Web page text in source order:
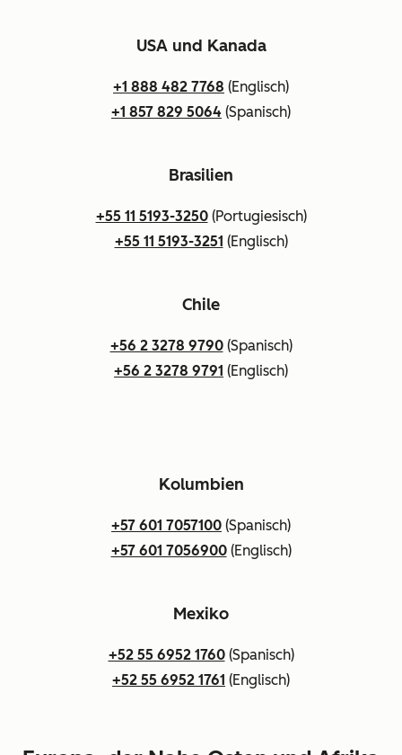
USA und Kanada
+1 888 482 7768 (Englisch)
+1 857 829 5064 (Spanisch)
Brasilien
+55 11 5193-3250(Portugiesisch)
+55 11 5193-3251 (Englisch)
Chile
+56 2 3278 9790(Spanisch)
+56 2 3278 9791 (Englisch)
Kolumbien
+57 601 7057100 (Spanisch)
+57 601 7056900(Englisch)
Mexiko
+52 55 6952 1760(Spanisch)
+52 55 6952 1761 (Englisch)